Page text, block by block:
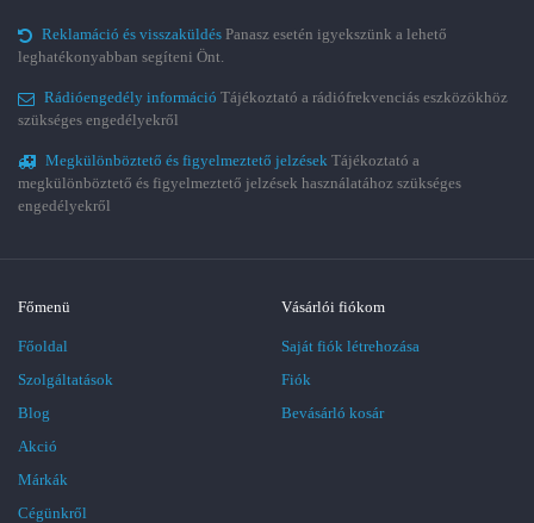
Reklamáció és visszaküldés Panasz esetén igyekszünk a lehető
leghatékonyabban segíteni Önt.
Rádióengedély információ Tájékoztató a rádiófrekvenciás eszközökhöz
szükséges engedélyekről
Megkülönböztető és figyelmeztető jelzések Tájékoztató a
megkülönböztető és figyelmeztető jelzések használatához szükséges
engedélyekről
Főmenü
Főoldal
Szolgáltatások
Blog
Akció
Márkák
Cégünkről
Vásárlói fiókom
Saját fiók létrehozása
Fiók
Bevásárló kosár